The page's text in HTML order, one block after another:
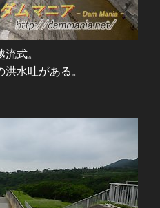
式。
水吐がある。